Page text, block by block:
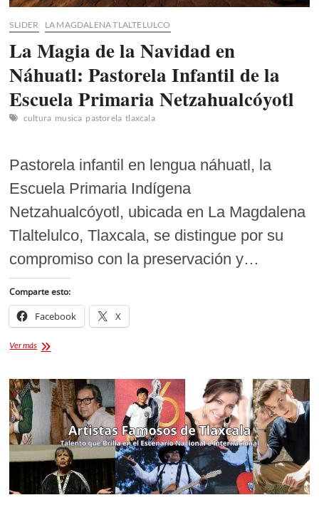
SLIDER LA MAGDALENA TLALTELULCO
La Magia de la Navidad en
Náhuatl: Pastorela Infantil de la
Escuela Primaria Netzahualcóyotl
cultura musica pastorela tlaxcala
Pastorela infantil en lengua náhuatl, la
Escuela Primaria Indígena
Netzahualcóyotl, ubicada en La Magdalena
Tlaltelulco, Tlaxcala, se distingue por su
compromiso con la preservación y…
Comparte esto:
Facebook X
Ver másLa
la
Navidad
Náhuatl:
Pastorela
Infantil
de
Escuela